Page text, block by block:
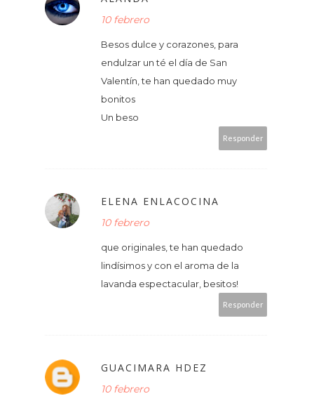
10 febrero
Besos dulce y corazones, para
endulzar un té el día de San
Valentín, te han quedado muy
bonitos
Un beso
Responder
ELENA ENLACOCINA
10 febrero
que originales, te han quedado
lindísimos y con el aroma de la
lavanda espectacular, besitos!
Responder
GUACIMARA HDEZ
10 febrero